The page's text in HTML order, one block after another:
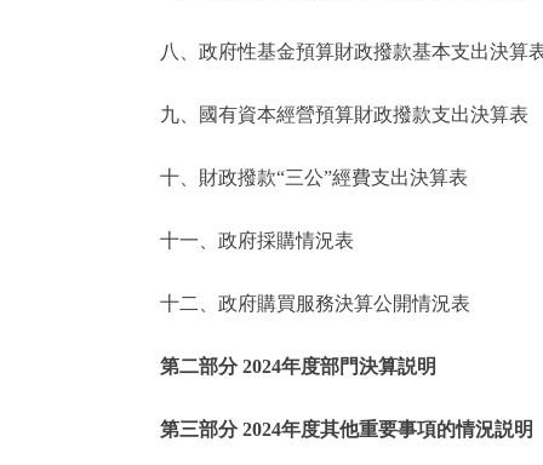
12345網上接訴即辦
參與調查
走進北京
北京概況
綠色北京
ENGLISH
八、政府性基金預算財政撥款基本支出決算
九、國有資本經營預算財政撥款支出決算表
十、財政撥款“三公”經費支出決算表
十一、政府採購情況表
十二、政府購買服務決算公開情況表
第二部分 2024年度部門決算説明
第三部分 2024年度其他重要事項的情況説明